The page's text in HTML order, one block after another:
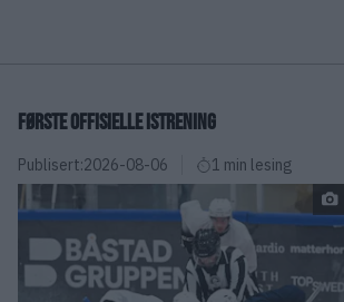
FØRSTE OFFISIELLE ISTRENING
Publisert:2026-08-06 1 min lesing